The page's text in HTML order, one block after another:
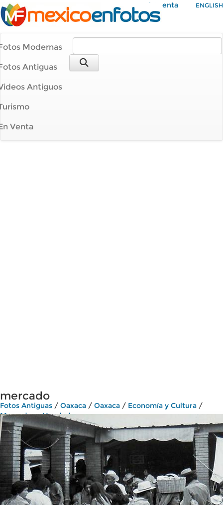
Mi Cuenta ENGLISH
Modernas
Antiguas
Antiguos
Venta
mercado
Fotos Antiguas / Oaxaca / Oaxaca / Economía y Cultura /
Mercados y Vendedores